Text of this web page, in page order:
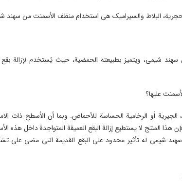
البلاط والسيراميك هي استخدام منظف الأسمنت من سهند
شیمی، ويتميز بطبيعته الحمضية، حيث يُستخدم لإزالة
عليها؟
أو الرخامية الحساسة للأحماض. وبما أن الأسطح ذات
المنتج لا يستطيع إزالة البقع العميقة المتواجدة داخل هذه
شیمی له تأثير محدود على البقع القديمة التي مضى على